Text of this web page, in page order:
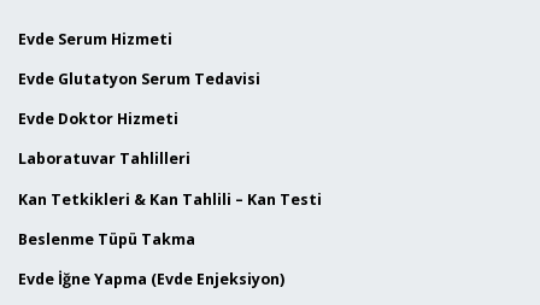
Evde Serum Hizmeti
Evde Glutatyon Serum Tedavisi
Evde Doktor Hizmeti
Laboratuvar Tahlilleri
Kan Tetkikleri & Kan Tahlili – Kan Testi
Beslenme Tüpü Takma
Evde İğne Yapma (Evde Enjeksiyon)